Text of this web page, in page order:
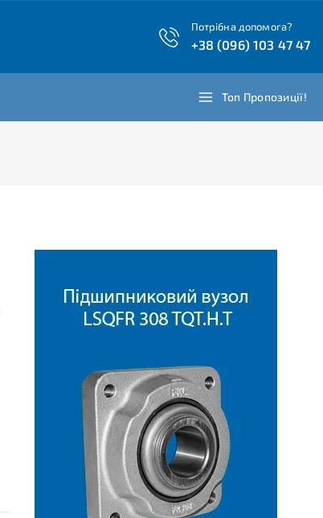
Потрібна допомога?
+38 (096) 103 47 47
Топ Пропозиції!